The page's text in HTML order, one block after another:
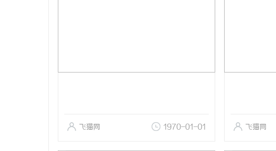
飞猫网 1970-01-01 飞猫网